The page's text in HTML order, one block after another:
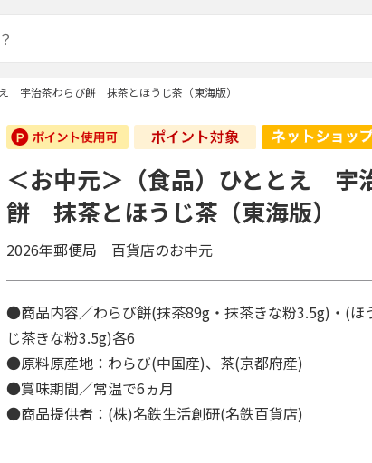
宇治茶わらび餅 抹茶とほうじ茶（東海版）
＜お中元＞（食品）ひととえ 宇
餅 抹茶とほうじ茶（東海版）
2026年郵便局 百貨店のお中元
●商品内容／わらび餅(抹茶89g・抹茶きな粉3.5g)・(ほ
じ茶きな粉3.5g)各6
●原料原産地：わらび(中国産)、茶(京都府産)
●賞味期間／常温で6ヵ月
●商品提供者：(株)名鉄生活創研(名鉄百貨店)